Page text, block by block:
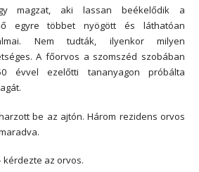
magzat, aki lassan beékelődik a
egyre többet nyögött és láthatóan
Nem tudták, ilyenkor milyen
A főorvos a szomszéd szobában
ezelőtti tananyagon próbálta
be az ajtón. Három rezidens orvos
kérdezte az orvos.